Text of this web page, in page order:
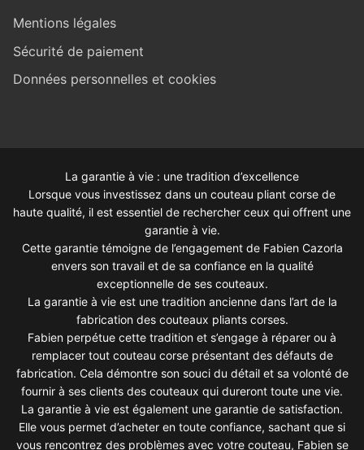
Mentions légales
Sécurité de paiement
Données personnelles et cookies
La garantie à vie : une tradition d’excellence
Lorsque vous investissez dans un couteau pliant corse de
haute qualité, il est essentiel de rechercher ceux qui offrent une
garantie à vie.
Cette garantie témoigne de l’engagement de Fabien Cazorla
envers son travail et de sa confiance en la qualité
exceptionnelle de ses couteaux.
La garantie à vie est une tradition ancienne dans l’art de la
fabrication des couteaux pliants corses.
Fabien perpétue cette tradition et s’engage à réparer ou à
remplacer tout couteau corse présentant des défauts de
fabrication. Cela démontre son souci du détail et sa volonté de
fournir à ses clients des couteaux qui dureront toute une vie.
La garantie à vie est également une garantie de satisfaction.
Elle vous permet d’acheter en toute confiance, sachant que si
vous rencontrez des problèmes avec votre couteau, Fabien se